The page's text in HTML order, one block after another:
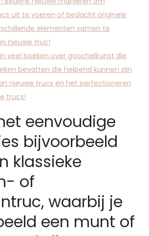
uit te voeren of bedacht originele
elementen samen te
nieuwe truc!
veel boeken over goochelkunst die
bevatten die helpend kunnen zijn
nieuwe trucs en het perfectioneren
trucs!
eenvoudige
bijvoorbeeld
klassieke
of
waarbij je
een munt of